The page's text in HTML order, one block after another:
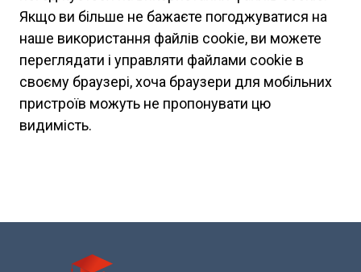
Якщо ви більше не бажаєте погоджуватися на
наше використання файлів cookie, ви можете
переглядати і управляти файлами cookie в
своєму браузері, хоча браузери для мобільних
пристроїв можуть не пропонувати цю
видимість.